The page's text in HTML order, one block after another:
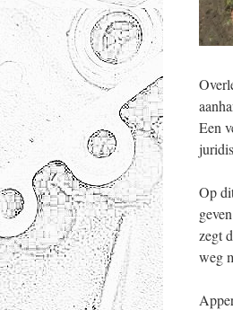
Een
Op
zegt
weg